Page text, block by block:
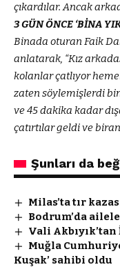
çıkardılar. Ancak
3 GÜN ÖNCE ‘BİNA
Binada oturan Faik Dal
anlatarak, “Kız
kolanlar çatlıyor
zaten söylemişlerdi
ve 45 dakika kadar
çatırtılar geldi ve
Şunları da
Milas’ta tır
Bodrum’da
Vali
Muğla
Kuşak’ sahibi oldu